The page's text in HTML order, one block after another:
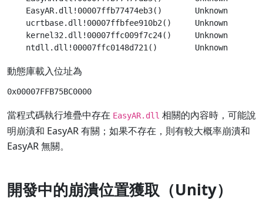
    EasyAR.dll!00007ffb77474eb3()	Unknown
    ucrtbase.dll!00007ffbfee910b2()	Unknown
    kernel32.dll!00007ffc009f7c24()	Unknown
動態庫載入位址為
當程式碼執行堆疊中存在 EasyAR.dll 相關的內容時，可能說
明崩潰和 EasyAR 有關；如果不存在，則有較大概率崩潰和
EasyAR 無關。
開發中的崩潰位置獲取（Unity）